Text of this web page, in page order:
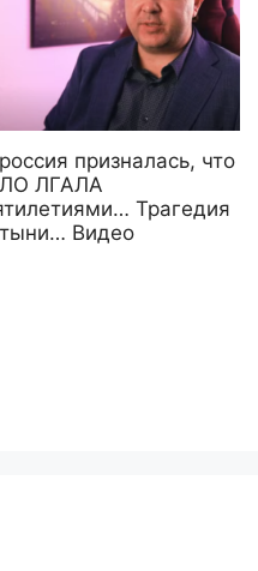
призналась, что
ЛГАЛА
Трагедия
Видео